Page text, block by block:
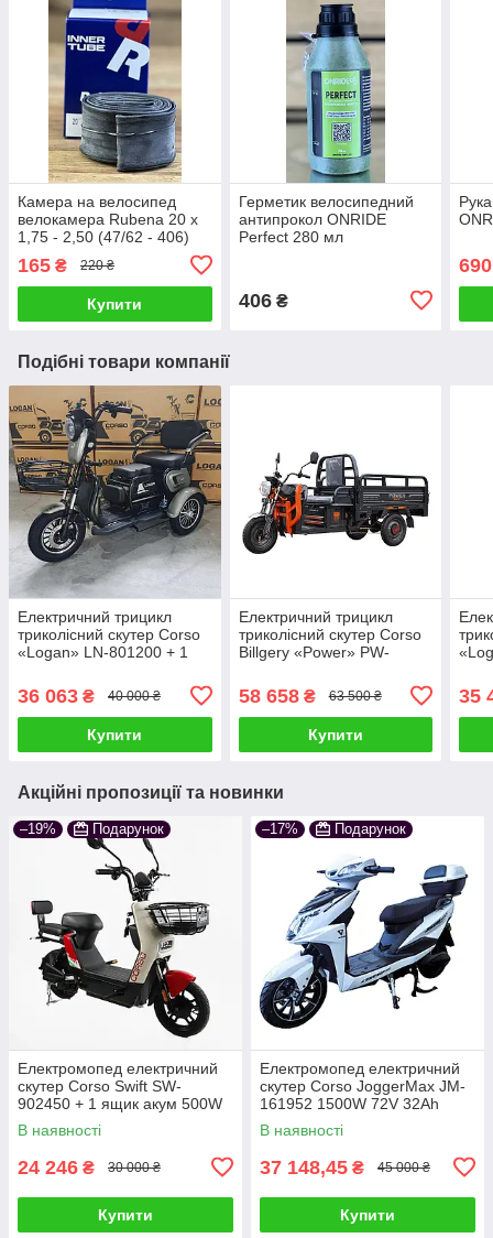
Камера на велосипед
велокамера Rubena 20 x
1,75 - 2,50 (47/62 - 406)
165 ₴ 220 ₴
Купити
Герметик велосипедний
антипрокол ONRIDE
Perfect 280 мл
406₴
690
Подібні товари компанії
Електричний трицикл
триколісний скутер Corso
«Logan» LN-801200 + 1
акумулятор 72V/23Ah
чорно-сірий
36 063 ₴ 40 000 ₴
Купити
Електричний трицикл
триколісний скутер Corso
Billgery «Power» PW-
1000W 72V 45Ah чорно-
помаранчевий
58 658₴ 63 500 ₴
Купити
35
Акційні пропозиції та новинки
–19% Подарунок
Електромопед електричний
скутер Corso Swift SW-
902450 + 1 ящик акум 500W
60V/20Ah біло-червоний
В наявності
24 246 ₴ 30 000 ₴
Купити
–17% Подарунок
Електромопед електричний
скутер Corso JoggerMax JM-
161952 1500W 72V 32Ah
білий УЦІНКА (запаяне
пластикове заднє крил
В наявності
37 148,45 ₴ 45 000 ₴
Купити